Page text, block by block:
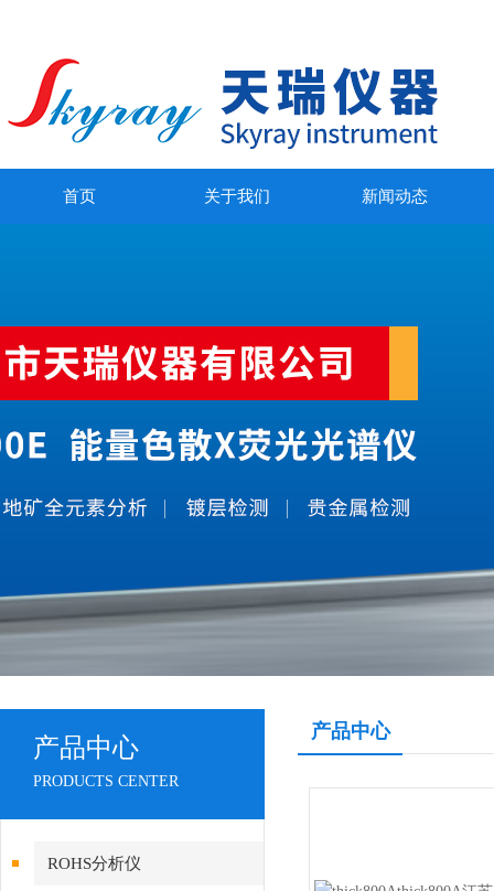
首页 关于我们 新闻动态
产品中心
PRODUCTS CENTER
ROHS分析仪
产品中心